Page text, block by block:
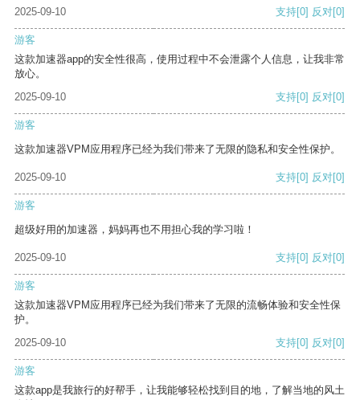
2025-09-10
支持[0] 反对[0]
游客
这款加速器app的安全性很高，使用过程中不会泄露个人信息，让我非常
放心。
2025-09-10
支持[0] 反对[0]
游客
这款加速器VPM应用程序已经为我们带来了无限的隐私和安全性保护。
2025-09-10 支持[0] 反对[0]
游客
超级好用的加速器，妈妈再也不用担心我的学习啦！
2025-09-10 支持[0] 反对[0]
游客
这款加速器VPM应用程序已经为我们带来了无限的流畅体验和安全性保
护。
2025-09-10
支持[0] 反对[0]
游客
这款app是我旅行的好帮手，让我能够轻松找到目的地，了解当地的风土